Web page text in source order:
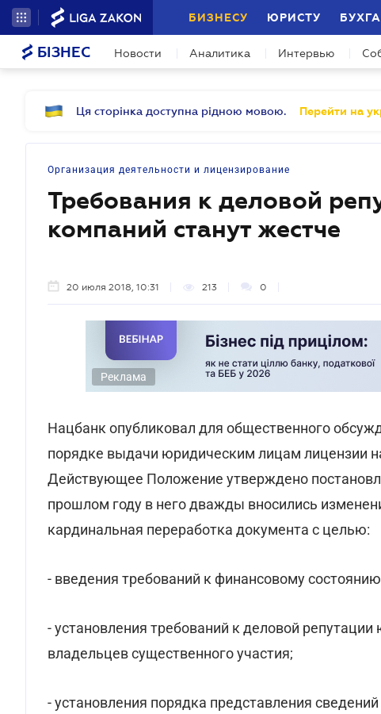
БИЗНЕСУ ЮРИСТУ
БІЗНЕС Новости Аналитика Интервью
Ця сторінка доступна рідною мовою. Перейти на
Организация деятельности и лицензирование
Требования к деловой
компаний станут жестче
20 июля 2018, 10:31 213 0
Реклама
Нацбанк опубликовал для общественного
порядке выдачи юридическим лицам лицензии
Действующее Положение утверждено
прошлом году в него дважды вносились
кардинальная переработка документа с целью:
- введения требований к финансовому
- установления требований к деловой
владельцев существенного участия;
- установления порядка представления сведений